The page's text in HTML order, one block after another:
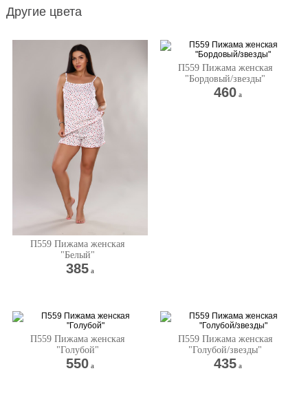
Другие цвета
П559 Пижама женская
"Белый"
385 a
П559 Пижама женская
"Бордовый/звезды"
460 a
П559 Пижама женская
"Голубой"
550 a
П559 Пижама женская
"Голубой/звезды"
435 a